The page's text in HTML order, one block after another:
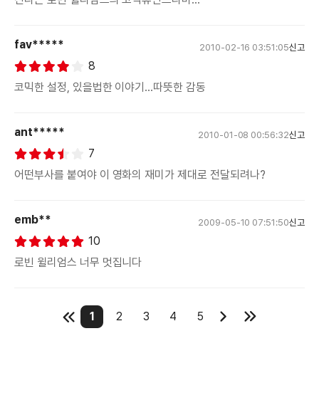
fav***** 2010-02-16 03:51:05신고
8
코믹한 설정, 있을법한 이야기...따뜻한 감동
ant***** 2010-01-08 00:56:32신고
7
어떤부사를 붙여야 이 영화의 재미가 제대로 전달되려나?
emb** 2009-05-10 07:51:50신고
10
로빈 윌리엄스 너무 멋집니다
1 2 3 4 5